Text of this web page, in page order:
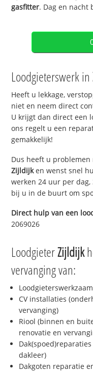
gasfitter. Dag en nacht
Loodgieterswerk in
Heeft u lekkage,
niet en neem direct
U krijgt dan direct een
ons regelt u een
gemakkelijk!
Dus heeft u
Zijldijken wenst snel
werken 24 uur per
bij u in de buurt om
Direct hulp van een
2069026
LoodgieterZijldijk
vervanging van:
CV installaties
vervanging)
Riool (binnen en
renovatie en
dakleer)
Dakgoten reparatie